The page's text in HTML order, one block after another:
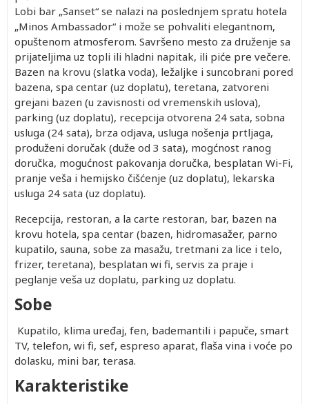
Lobi bar „Sanset“ se nalazi na poslednjem spratu hotela
„Minos Ambassador“ i može se pohvaliti elegantnom,
opuštenom atmosferom. Savršeno mesto za druženje sa
prijateljima uz topli ili hladni napitak, ili piće pre večere.
Bazen na krovu (slatka voda), ležaljke i suncobrani pored
bazena, spa centar (uz doplatu), teretana, zatvoreni
grejani bazen (u zavisnosti od vremenskih uslova),
parking (uz doplatu), recepcija otvorena 24 sata, sobna
usluga (24 sata), brza odjava, usluga nošenja prtljaga,
produženi doručak (duže od 3 sata), mogćnost ranog
doručka, mogućnost pakovanja doručka, besplatan Wi-Fi,
pranje veša i hemijsko čišćenje (uz doplatu), lekarska
usluga 24 sata (uz doplatu).
Recepcija, restoran, a la carte restoran, bar, bazen na
krovu hotela, spa centar (bazen, hidromasažer, parno
kupatilo, sauna, sobe za masažu, tretmani za lice i telo,
frizer, teretana), besplatan wi fi, servis za praje i
peglanje veša uz doplatu, parking uz doplatu.
Sobe
Kupatilo, klima uređaj, fen, bademantili i papuče, smart
TV, telefon, wi fi, sef, espreso aparat, flaša vina i voće po
dolasku, mini bar, terasa.
Karakteristike